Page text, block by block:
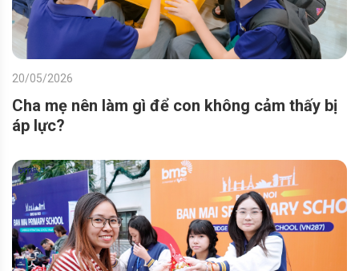
20/05/2026
Cha mẹ nên làm gì để con không cảm thấy bị
áp lực?